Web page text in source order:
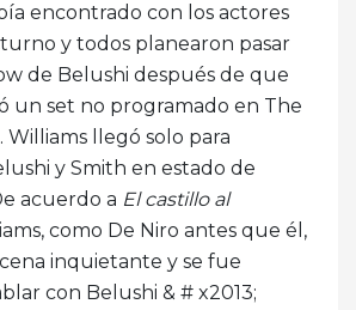
encontrado con los actores
y todos planearon pasar
de Belushi después de que
un set no programado en The
Williams llegó solo para
y Smith en estado de
acuerdo a El castillo al
como De Niro antes que él,
inquietante y se fue
con Belushi & # x2013;